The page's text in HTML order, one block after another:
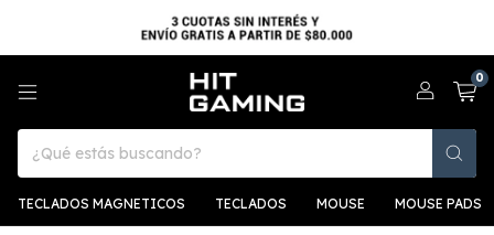
0
TECLADOS MAGNETICOS TECLADOS MOUSE MOUSE PADS